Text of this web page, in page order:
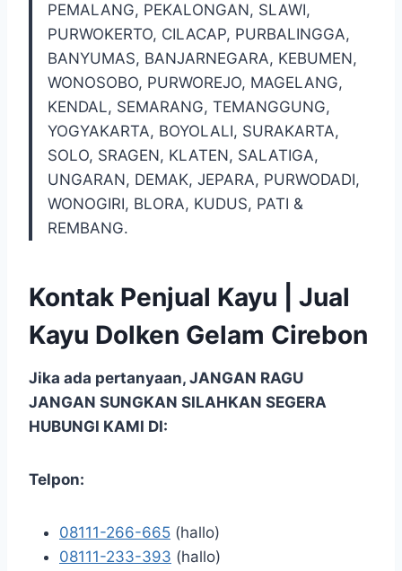
PEMALANG, PEKALONGAN, SLAWI,
PURWOKERTO, CILACAP, PURBALINGGA,
BANYUMAS, BANJARNEGARA, KEBUMEN,
WONOSOBO, PURWOREJO, MAGELANG,
KENDAL, SEMARANG, TEMANGGUNG,
YOGYAKARTA, BOYOLALI, SURAKARTA,
SOLO, SRAGEN, KLATEN, SALATIGA,
UNGARAN, DEMAK, JEPARA, PURWODADI,
WONOGIRI, BLORA, KUDUS, PATI &
REMBANG.
Kontak Penjual Kayu | Jual
Kayu Dolken Gelam Cirebon
Jika ada pertanyaan, JANGAN RAGU
JANGAN SUNGKAN SILAHKAN SEGERA
HUBUNGI KAMI DI:
Telpon:
08111-266-665 (hallo)
08111-233-393 (hallo)